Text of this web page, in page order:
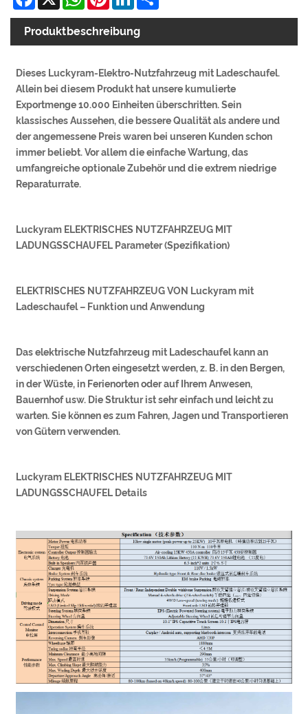
Produktbeschreibung
Dieses Luckyram-Elektro-Nutzfahrzeug mit Ladeschaufel.
Allein bei diesem Produkt hat unsere kumulierte
Exportmenge 10.000 Einheiten überschritten. Sein
klassisches Aussehen, die bessere Qualität als andere und
der angemessene Preis waren bei unseren Kunden schon
immer beliebt. Vor allem die einfache Wartung, das
umfangreiche optionale Zubehör und die extrem niedrige
Reparaturrate.
Luckyram ELEKTRISCHES NUTZFAHRZEUG MIT
LADUNGSSCHAUFEL Parameter (Spezifikation)
ELEKTRISCHES NUTZFAHRZEUG VON Luckyram mit
Ladeschaufel – Funktion und Anwendung
Das elektrische Nutzfahrzeug mit Ladeschaufel kann an
verschiedenen Orten eingesetzt werden, z. B. in den Bergen,
in der Wüste, in Ferienorten oder auf Ihrem Anwesen,
Bauernhof usw. Die Struktur ist sehr einfach und leicht zu
warten. Sie können es zum Fahren, Jagen und Transportieren
von Gütern verwenden.
Luckyram ELEKTRISCHES NUTZFAHRZEUG MIT
LADUNGSSCHAUFEL Details